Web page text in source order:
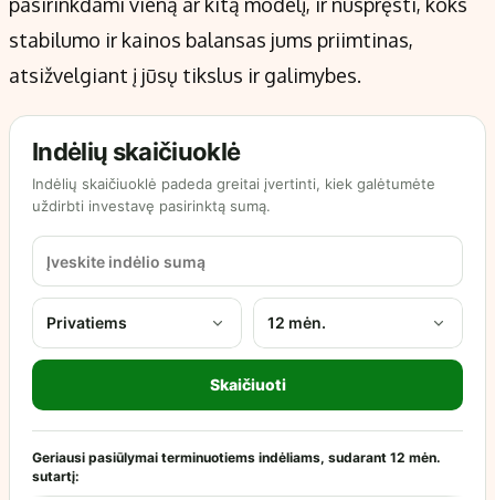
stabilumo ir kainos balansas jums priimtinas,
atsižvelgiant į jūsų tikslus ir galimybes.